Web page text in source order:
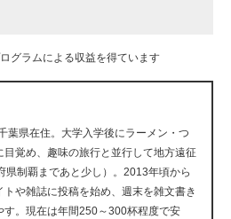
ト
援
ト
グラムによる収益を得ています
葉県在住。大学入学後にラーメン・つ
目覚め、趣味の旅行と並行して地方遠征
県制覇まであと少し）。2013年頃から
トや雑誌に投稿を始め、週末を雑文書き
す。現在は年間250～300杯程度で安